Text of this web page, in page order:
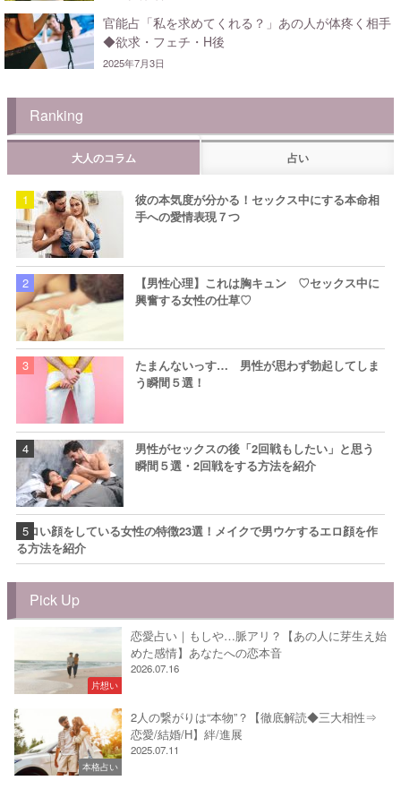
官能占「私を求めてくれる？」あの人が体疼く相手
◆欲求・フェチ・H後
2025年7月3日
Ranking
大人のコラム 占い
彼の本気度が分かる！セックス中にする本命相
手への愛情表現７つ
【男性心理】これは胸キュン ♡セックス中に
興奮する女性の仕草♡
たまんないっす… 男性が思わず勃起してしま
う瞬間５選！
男性がセックスの後「2回戦もしたい」と思う
瞬間５選・2回戦をする方法を紹介
エロい顔をしている女性の特徴23選！メイクで男ウケするエロ顔を作
る方法を紹介
Pick Up
片想い
恋愛占い｜もしや…脈アリ？【あの人に芽生え始
めた感情】あなたへの恋本音
2026.07.16
本格占い
2人の繋がりは“本物”？【徹底解読◆三大相性⇒
恋愛/結婚/H】絆/進展
2025.07.11